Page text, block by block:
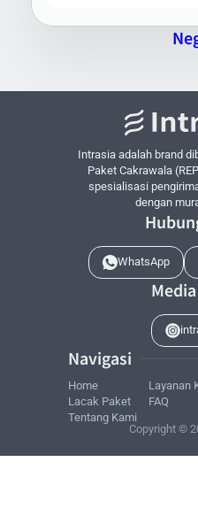
Dominican via
Mengapa memilih Intrasia.id
internasional terkemuka
Pilihan Layanan Fleksibel
sesuai kebutuhan
Tarif Kompetitif- Harga
Pelacakan Real-time-
Asuransi Pengiriman-
Layanan Pickup- Kami
Pengurusan Dokumen-
- Staf
tentang pengiriman
Layanan Pelanggan
pertanyaan
Jaminan Pengiriman
Intrasia adalah brand
Paket Cakrawala
spesialisasi
dengan
WhatsApp
Navigasi
Home Layanan
Lacak Paket
FAQ
Tentang Kami
Copyright ©